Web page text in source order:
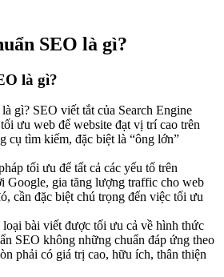
SEO là gì?
là gì?
gì? SEO viết tắt của Search Engine
ưu web để website đạt vị trí cao trên
cụ tìm kiếm, đặc biệt là “ông lớn”
tối ưu để tất cả các yếu tố trên
Google, gia tăng lượng traffic cho web
cần đặc biệt chú trọng đến việc tối ưu
bài viết được tối ưu cả về hình thức
SEO không những chuẩn đáp ứng theo
phải có giá trị cao, hữu ích, thân thiện